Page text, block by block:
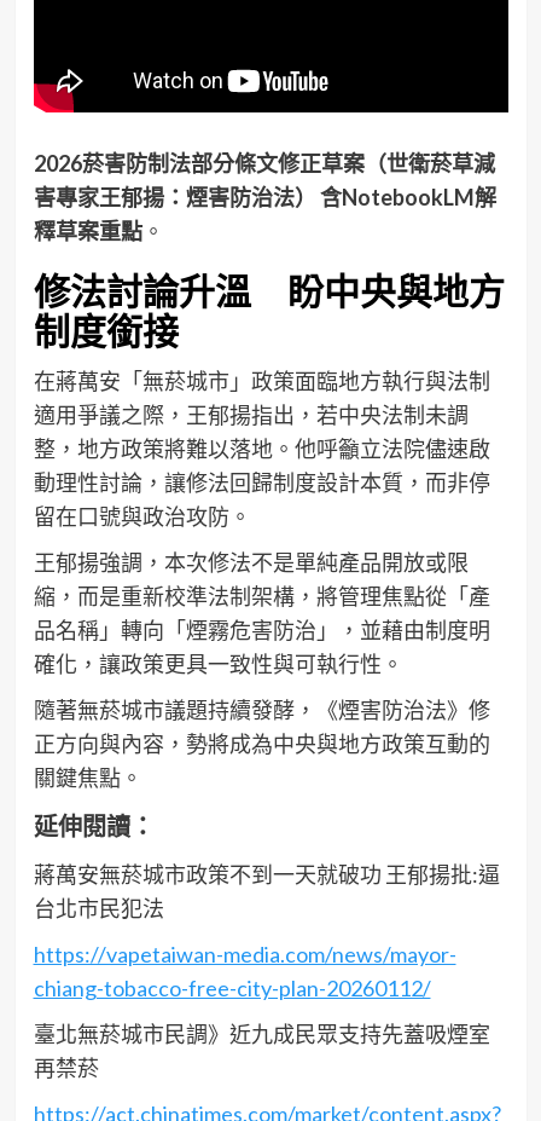
2026菸害防制法部分條文修正草案（世衛菸草減
害專家王郁揚：煙害防治法） 含NotebookLM解
釋草案重點。
修法討論升溫 盼中央與地方
制度銜接
在蔣萬安「無菸城市」政策面臨地方執行與法制
適用爭議之際，王郁揚指出，若中央法制未調
整，地方政策將難以落地。他呼籲立法院儘速啟
動理性討論，讓修法回歸制度設計本質，而非停
留在口號與政治攻防。
王郁揚強調，本次修法不是單純產品開放或限
縮，而是重新校準法制架構，將管理焦點從「產
品名稱」轉向「煙霧危害防治」，並藉由制度明
確化，讓政策更具一致性與可執行性。
隨著無菸城市議題持續發酵，《煙害防治法》修
正方向與內容，勢將成為中央與地方政策互動的
關鍵焦點。
延伸閱讀：
蔣萬安無菸城市政策不到一天就破功 王郁揚批:逼
台北市民犯法
https://vapetaiwan-media.com/news/mayor-
chiang-tobacco-free-city-plan-20260112/
臺北無菸城市民調》近九成民眾支持先蓋吸煙室
再禁菸
https://act.chinatimes.com/market/content.aspx?